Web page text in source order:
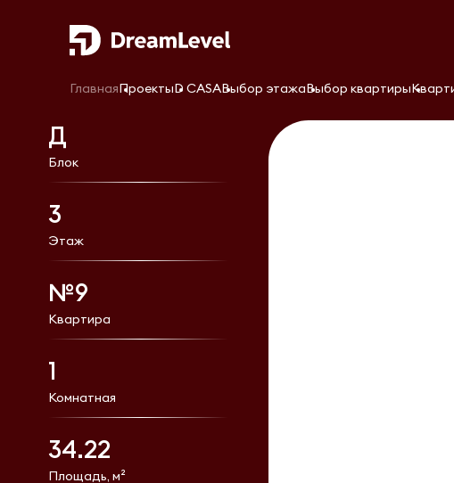
ГлавнаяПроектыD CASAВыбор этажаВыбор квартиры
Д
Блок
3
Этаж
№9
Квартира
1
Комнатная
34.22
Площадь, м²